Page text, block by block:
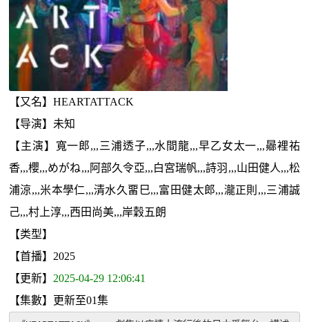
【又名】HEARTATTACK
【导演】未知
【主演】寬一郎,,,三浦透子,,,水間龍,,,早乙女太一,,,曏裡祐
香,,,櫻,,,めがね,,,阿部久令亞,,,白宮瑞帆,,,詩羽,,,山田健人,,,松
浦涼,,,米本學仁,,,清水久畱巳,,,富田健太郎,,,瀧正則,,,三浦誠
己,,,村上淳,,,西田尚美,,,岸穀五朗
【类型】
【首播】2025
【更新】 2025-04-29 12:06:41
【集數】更新至01集